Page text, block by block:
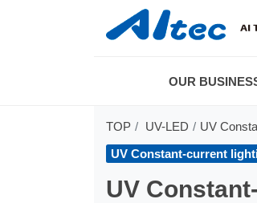
OUR
TOP UV-LED UV
UV Constant-current
UV